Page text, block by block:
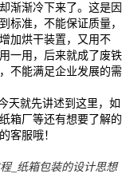
渐渐冷下来了。这是因
标准，不能保证质量，
加烘干装置，又用不
一用，后来就成了废铁
不能满足企业发展的需
天就先讲述到这里，如
箱厂等还有想要了解的
客服哦！
_纸箱包装的设计思想